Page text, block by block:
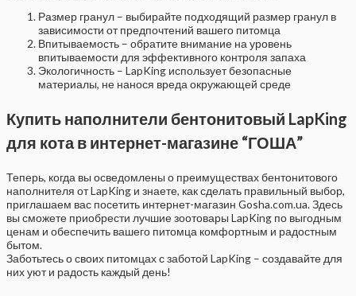
Размер гранул – выбирайте подходящий размер гранул в
зависимости от предпочтений вашего питомца
Впитываемость – обратите внимание на уровень
впитываемости для эффективного контроля запаха
Экологичность – LapKing использует безопасные
материалы, не нанося вреда окружающей среде
Купить наполнители бентонитовый LapKing
для кота в интернет-магазине “ГОША”
Теперь, когда вы осведомлены о преимуществах бентонитового
наполнителя от LapKing и знаете, как сделать правильный выбор,
приглашаем вас посетить интернет-магазин Gosha.com.ua. Здесь
вы сможете приобрести лучшие зоотовары LapKing по выгодным
ценам и обеспечить вашего питомца комфортным и радостным
бытом.
Заботьтесь о своих питомцах с заботой LapKing – создавайте для
них уют и радость каждый день!